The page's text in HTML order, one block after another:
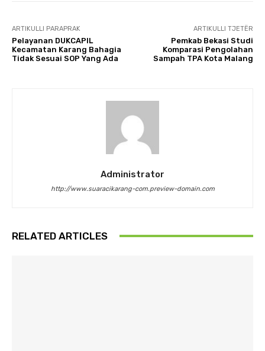
ARTIKULLI PARAPRAK
Pelayanan DUKCAPIL
Kecamatan Karang Bahagia
Tidak Sesuai SOP Yang Ada
ARTIKULLI TJETËR
Pemkab Bekasi Studi
Komparasi Pengolahan
Sampah TPA Kota Malang
Administrator
http://www.suaracikarang-com.preview-domain.com
RELATED ARTICLES